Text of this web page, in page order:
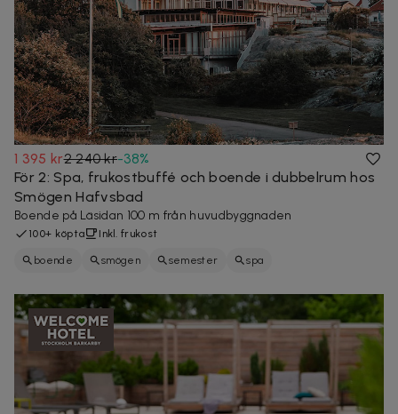
1 395 kr2 240 kr-38%
För 2: Spa, frukostbuffé och boende i dubbelrum hos
Smögen Hafvsbad
Boende på Läsidan 100 m från huvudbyggnaden
100+ köpta Inkl. frukost
boende smögen semester spa